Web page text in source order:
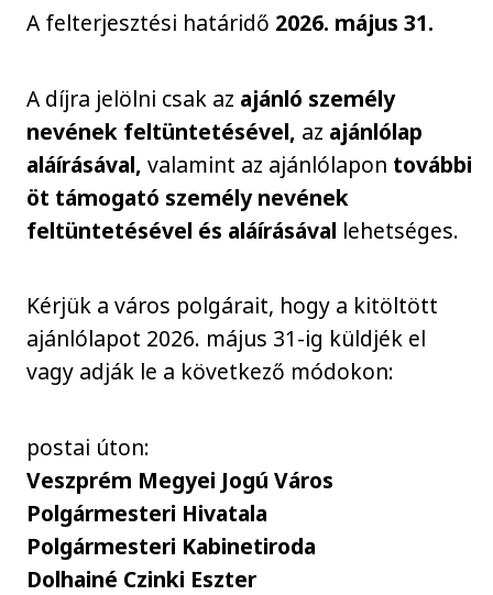
A felterjesztési határidő 2026. május 31.
A díjra jelölni csak az ajánló személy
nevének feltüntetésével, az ajánlólap
aláírásával, valamint az ajánlólapon további
öt támogató személy nevének
feltüntetésével és aláírásával lehetséges.
Kérjük a város polgárait, hogy a kitöltött
ajánlólapot 2026. május 31-ig küldjék el
vagy adják le a következő módokon:
postai úton:
Veszprém Megyei Jogú Város
Polgármesteri Hivatala
Polgármesteri Kabinetiroda
Dolhainé Czinki Eszter